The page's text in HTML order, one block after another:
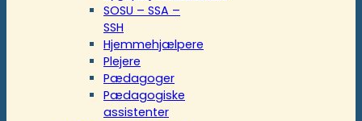
SOSU – SSA –
SSH
Hjemmehjælpere
Plejere
Pædagoger
Pædagogiske
assistenter